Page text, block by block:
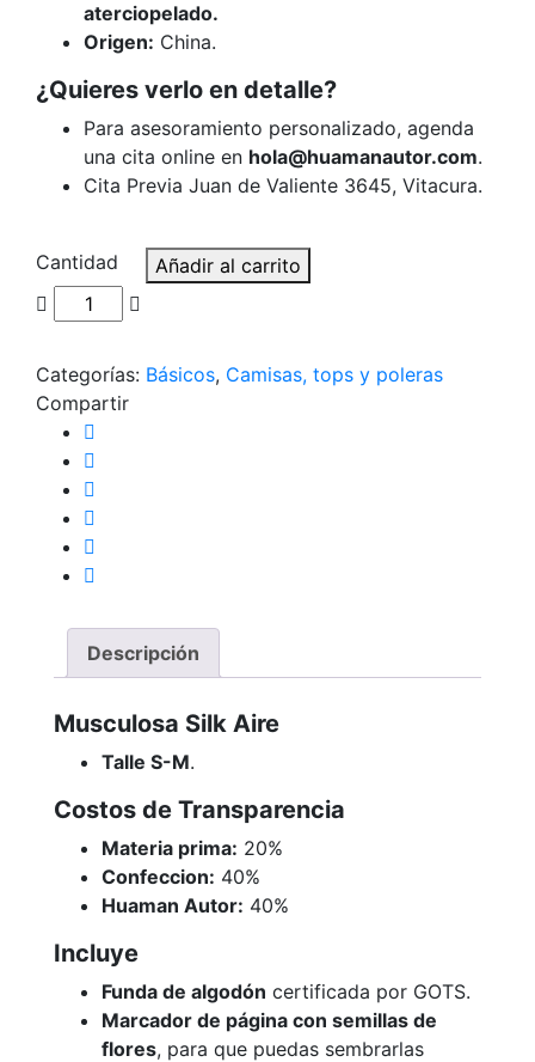
aterciopelado.
Origen: China.
¿Quieres verlo en detalle?
Para asesoramiento personalizado, agenda
una cita online en hola@huamanautor.com.
Cita Previa Juan de Valiente 3645, Vitacura.
Cantidad Añadir al carrito
Categorías: Básicos, Camisas, tops y poleras
Compartir
Descripción
Musculosa Silk Aire
Talle S-M.
Costos de Transparencia
Materia prima: 20%
Confeccion: 40%
Huaman Autor: 40%
Incluye
Funda de algodón certificada por GOTS.
Marcador de página con semillas de
flores, para que puedas sembrarlas